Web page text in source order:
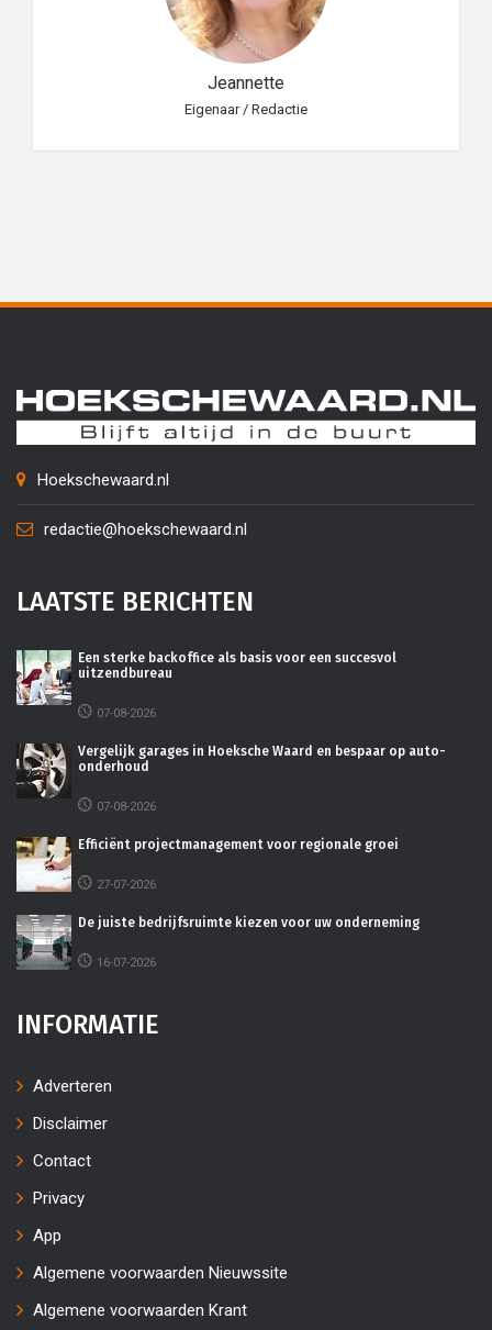
Jeannette
Eigenaar / Redactie
Hoekschewaard.nl
redactie@hoekschewaard.nl
LAATSTE BERICHTEN
Een sterke backoffice als basis voor een succesvol
uitzendbureau
07-08-2026
Vergelijk garages in Hoeksche Waard en bespaar op auto-
onderhoud
07-08-2026
Efficiënt projectmanagement voor regionale groei
27-07-2026
De juiste bedrijfsruimte kiezen voor uw onderneming
16-07-2026
INFORMATIE
Adverteren
Disclaimer
Contact
Privacy
App
Algemene voorwaarden Nieuwssite
Algemene voorwaarden Krant